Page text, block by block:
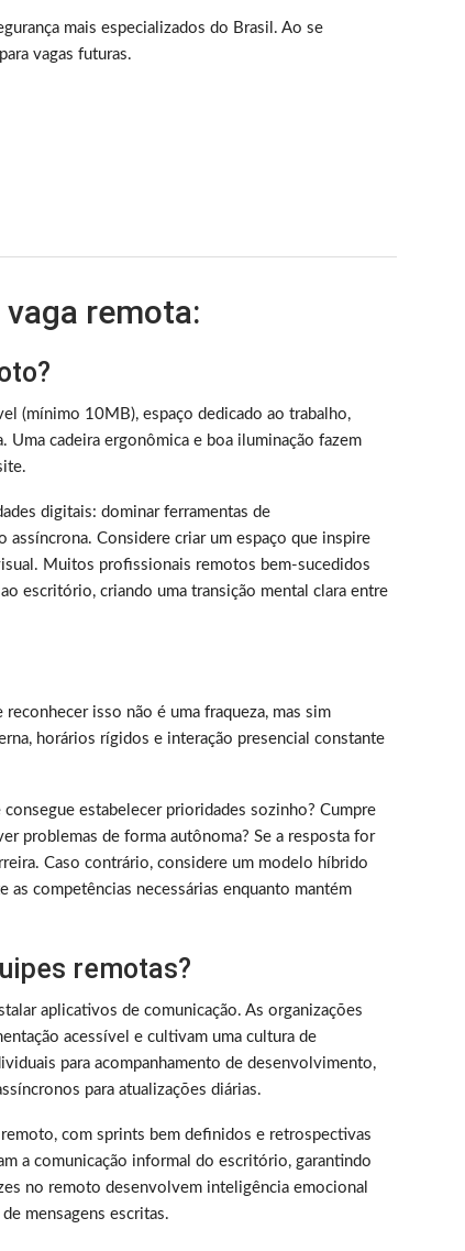
mais especializados do Brasil. Ao se
vagas futuras.
remota:
(mínimo 10MB), espaço dedicado ao trabalho,
cadeira ergonômica e boa iluminação fazem
digitais: dominar ferramentas de
Considere criar um espaço que inspire
Muitos profissionais remotos bem-sucedidos
escritório, criando uma transição mental clara entre
isso não é uma fraqueza, mas sim
horários rígidos e interação presencial constante
estabelecer prioridades sozinho? Cumpre
problemas de forma autônoma? Se a resposta for
Caso contrário, considere um modelo híbrido
competências necessárias enquanto mantém
remotas?
aplicativos de comunicação. As organizações
acessível e cultivam uma cultura de
para acompanhamento de desenvolvimento,
para atualizações diárias.
com sprints bem definidos e retrospectivas
a comunicação informal do escritório, garantindo
no remoto desenvolvem inteligência emocional
mensagens escritas.